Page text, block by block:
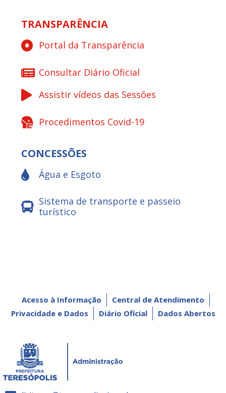
TRANSPARÊNCIA
Portal da Transparência
Consultar Diário Oficial
Assistir vídeos das Sessões
Procedimentos Covid-19
CONCESSÕES
Água e Esgoto
Sistema de transporte e passeio
turístico
Acesso à Informação
Central de Atendimento
Privacidade e Dados
Diário Oficial Dados Abertos